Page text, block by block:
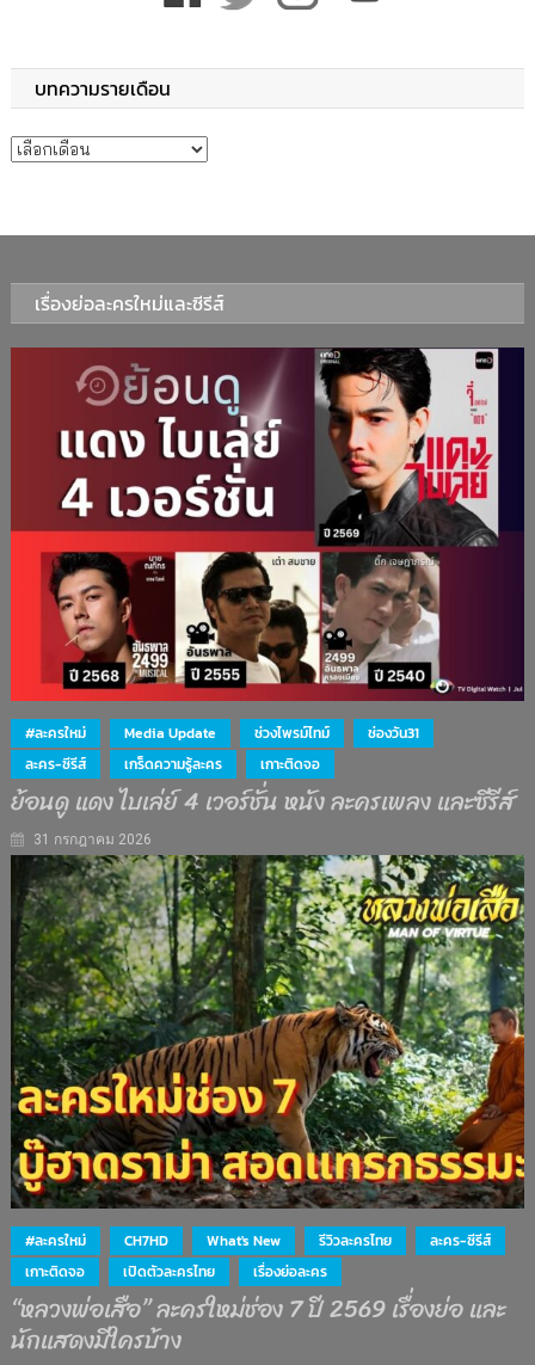
บทความรายเดือน
บทความรายเดือน
เรื่องย่อละครใหม่และซีรีส์
#ละครใหม่ Media Update ช่วงไพรม์ไทม์
ช่องวัน31
ละคร-ซีรีส์
เกร็ดความรู้ละคร เกาะติดจอ
ย้อนดู แดง ไบเล่ย์ 4 เวอร์ชั่น หนัง ละครเพลง และซีรีส์
31 กรกฎาคม 2026
#ละครใหม่ CH7HD What's New รีวิวละครไทย
ละคร-ซีรีส์
เกาะติดจอ
เปิดตัวละครไทย เรื่องย่อละคร
“หลวงพ่อเสือ” ละครใหม่ช่อง 7 ปี 2569 เรื่องย่อ และ
นักแสดงมีใครบ้าง